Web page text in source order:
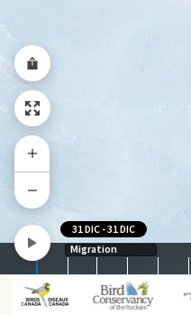
Migration
31 DIC -31 DIC